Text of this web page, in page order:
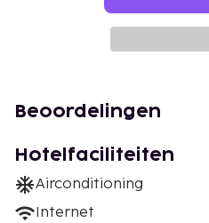
Beoordelingen
Hotelfaciliteiten
Airconditioning
Internet